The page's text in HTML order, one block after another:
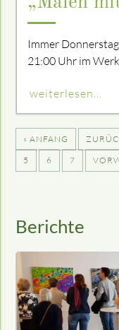
Immer
21:00 Uhr im
weiterlesen...
« ANFANG
5
6 7
Berichte